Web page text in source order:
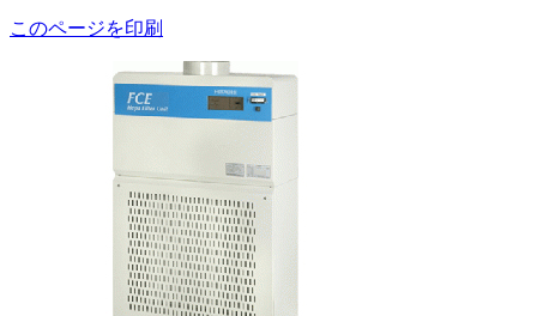
このページを印刷